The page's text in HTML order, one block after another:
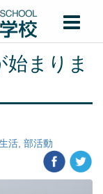
始まりま
活 部活動